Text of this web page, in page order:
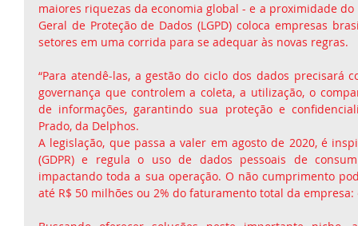
maiores riquezas da economia global - e a proximidade
Geral de Proteção de Dados (LGPD) coloca empresas
setores em uma corrida para se adequar às novas regras.
“Para atendê-las, a gestão do ciclo dos dados precisará
governança que controlem a coleta, a utilização, o
de informações, garantindo sua proteção e
Prado, da Delphos.
A legislação, que passa a valer em agosto de 2020, é
(GDPR) e regula o uso de dados pessoais de
impactando toda a sua operação. O não cumprimento
até R$ 50 milhões ou 2% do faturamento total da